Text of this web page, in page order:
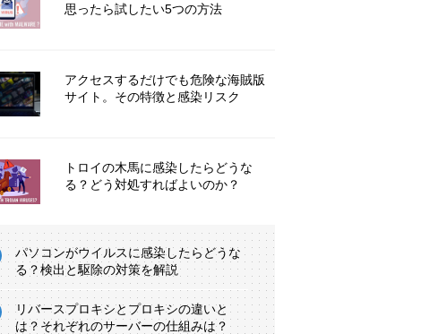
思ったら試したい5つの方法
アクセスするだけでも危険な海賊版
サイト。その特徴と感染リスク
トロイの木馬に感染したらどうな
る？どう対処すればよいのか？
パソコンがウイルスに感染したらどうな
る？検出と駆除の対策を解説
リバースプロキシとプロキシの違いと
は？それぞれのサーバーの仕組みは？